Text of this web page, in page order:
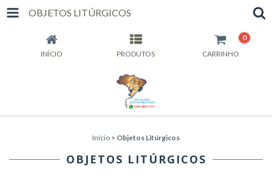
OBJETOS LITÚRGICOS
INÍCIO PRODUTOS CARRINHO
0
Início > Objetos Litúrgicos
OBJETOS LITÚRGICOS